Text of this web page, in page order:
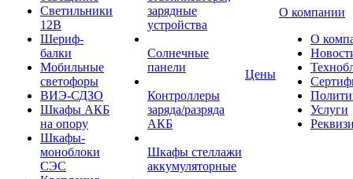
Светильники
12В
Шериф-
балки
Мобильные
светофоры
ВИЭ-СДЗО
Шкафы АКБ
на опору
Шкафы-
моноблоки
СЭС
зарядные
устройства
Солнечные
панели
Контроллеры
заряда/разряда
АКБ
Шкафы стеллажи
аккумуляторные
Цены
О компании
О
Услуги